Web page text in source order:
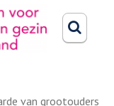
van grootouders